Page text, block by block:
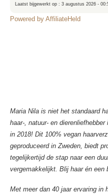
Laatst bijgewerkt op : 3 augustus 2026 -
Powered by AffiliateHeld
Maria Nila is niet het standaard
haar-, natuur- en
in 2018! Dit 100% vegan
geproduceerd in Zweden, biedt
tegelijkertijd de stap naar een
vergemakkelijkt. Blij haar én een
Met meer dan 40 jaar ervaring in